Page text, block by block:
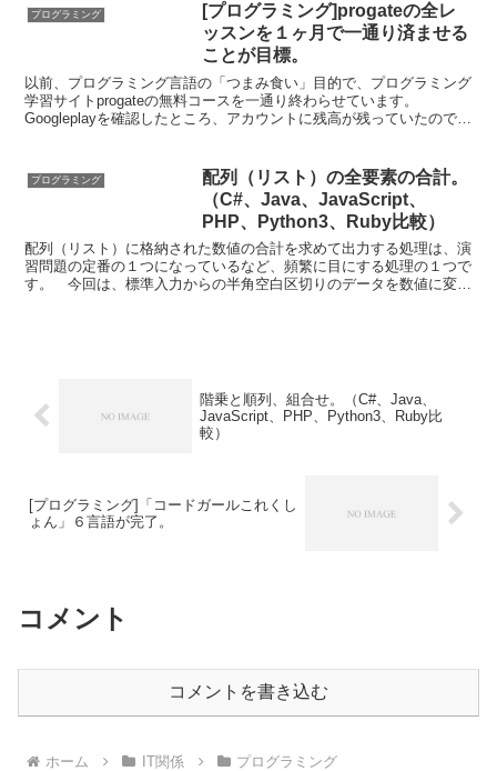
プログラミング
[プログラミング]progateの全レ
ッスンを１ヶ月で一通り済ませる
ことが目標。
以前、プログラミング言語の「つまみ食い」目的で、プログラミング
学習サイトprogateの無料コースを一通り終わらせています。
Googleplayを確認したところ、アカウントに残高が残っていたので、
プログラミング
配列（リスト）の全要素の合計。
（C#、Java、JavaScript、
PHP、Python3、Ruby比較）
配列（リスト）に格納された数値の合計を求めて出力する処理は、演
習問題の定番の１つになっているなど、頻繁に目にする処理の１つで
す。 今回は、標準入力からの半角空白区切りのデータを数値に変換
階乗と順列、組合せ。（C#、Java、
JavaScript、PHP、Python3、Ruby比
較）
[プログラミング]「コードガールこれくし
ょん」６言語が完了。
コメント
コメントを書き込む
ホーム IT関係 プログラミング